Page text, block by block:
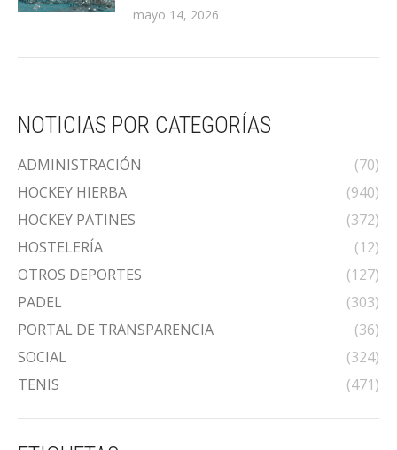
mayo 14, 2026
NOTICIAS POR CATEGORÍAS
ADMINISTRACIÓN
(70)
HOCKEY HIERBA
(940)
HOCKEY PATINES
(372)
HOSTELERÍA
(12)
OTROS DEPORTES
(127)
PADEL
(303)
PORTAL DE TRANSPARENCIA
(36)
SOCIAL
(324)
TENIS
(471)